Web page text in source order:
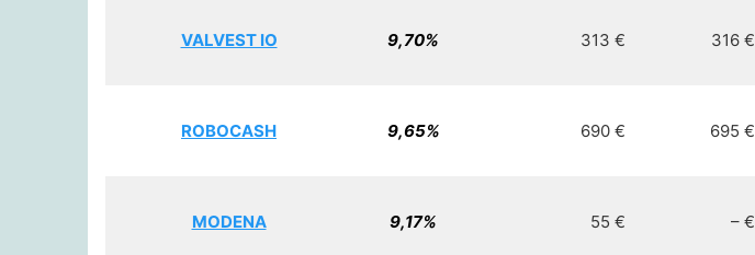
VALVEST IO 9,70% 313 € 316 €
ROBOCASH 9,65% 690 € 695 €
MODENA 9,17% 55 € – €